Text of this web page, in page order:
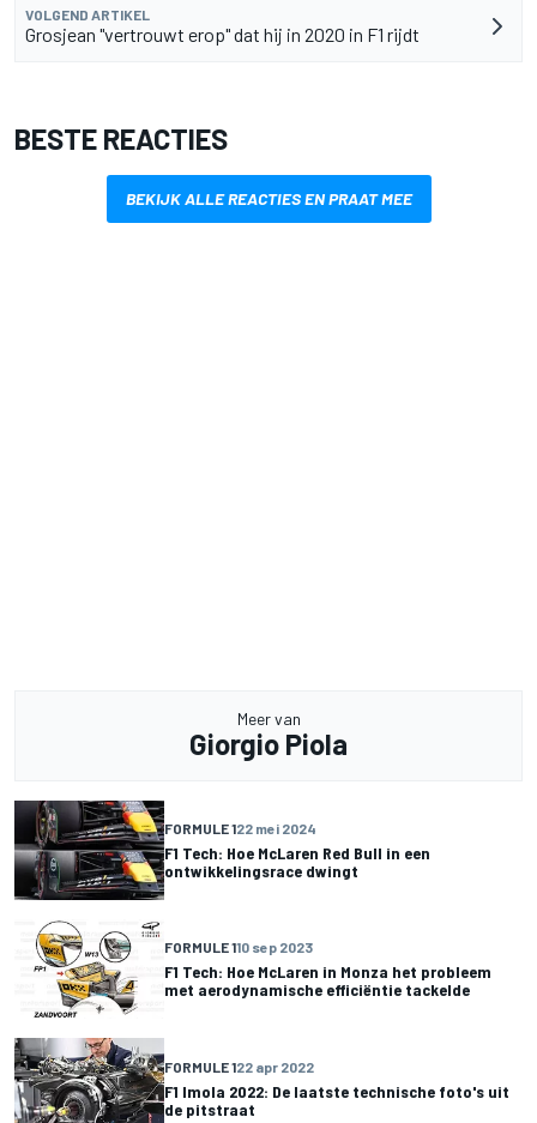
VOLGEND ARTIKEL
Grosjean "vertrouwt erop" dat hij in 2020 in F1 rijdt
BESTE REACTIES
BEKIJK ALLE REACTIES EN PRAAT MEE
Meer van
Giorgio Piola
FORMULE 122 mei 2024
F1 Tech: Hoe McLaren Red Bull in een
ontwikkelingsrace dwingt
FORMULE 110 sep 2023
F1 Tech: Hoe McLaren in Monza het probleem
met aerodynamische efficiëntie tackelde
FORMULE 122 apr 2022
F1 Imola 2022: De laatste technische foto's uit
de pitstraat